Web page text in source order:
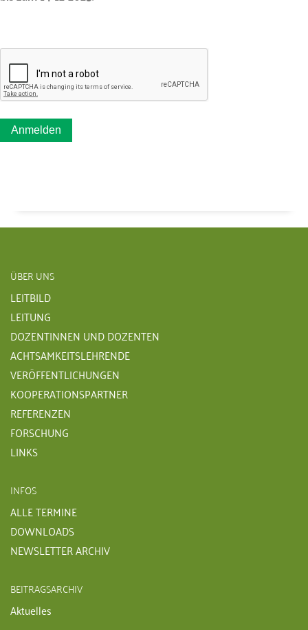
ÜBER UNS
LEITBILD
LEITUNG
DOZENTINNEN UND DOZENTEN
ACHTSAMKEITSLEHRENDE
VERÖFFENTLICHUNGEN
KOOPERATIONSPARTNER
REFERENZEN
FORSCHUNG
LINKS
INFOS
ALLE TERMINE
DOWNLOADS
NEWSLETTER ARCHIV
BEITRAGSARCHIV
Aktuelles